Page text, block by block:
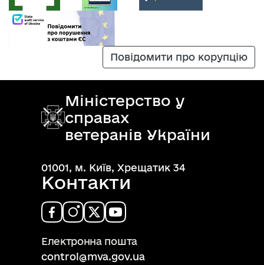
Повідомити про корупцію
Міністерство у
справах
ветеранів України
01001, м. Київ, Хрещатик 34
Контакти
Електронна пошта
control@mva.gov.ua